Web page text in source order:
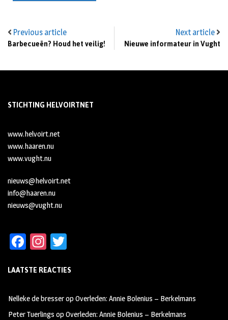
Previous article
Barbecueën? Houd het veilig!
Next article
Nieuwe informateur in Vught
STICHTING HELVOIRTNET
www.helvoirt.net
www.haaren.nu
www.vught.nu
nieuws@helvoirt.net
info@haaren.nu
nieuws@vught.nu
Fa
b
oo
k
In
ag
m
tt
LAATSTE REACTIES
Nelleke de bresseropOverleden: Annie Bolenius – Berkelmans
Peter Tuerlings opOverleden: Annie Bolenius – Berkelmans